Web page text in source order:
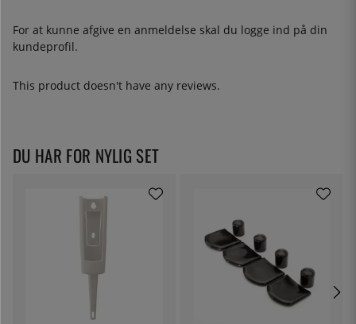
For at kunne afgive en anmeldelse skal du logge ind på din
kundeprofil.
This product doesn't have any reviews.
DU HAR FOR NYLIG SET